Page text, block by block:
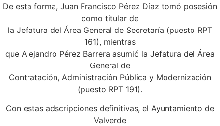
De esta forma, Juan Francisco Pérez Díaz tomó posesión
como titular de
la Jefatura del Área General de Secretaría (puesto RPT
161), mientras
que Alejandro Pérez Barrera asumió la Jefatura del Área
General de
Contratación, Administración Pública y Modernización
(puesto RPT 191).
Con estas adscripciones definitivas, el Ayuntamiento de
Valverde